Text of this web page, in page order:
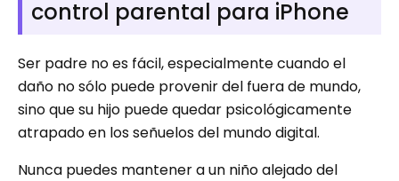
control parental para iPhone
Ser padre no es fácil, especialmente cuando el
daño no sólo puede provenir del fuera de mundo,
sino que su hijo puede quedar psicológicamente
atrapado en los señuelos del mundo digital.
Nunca puedes mantener a un niño alejado del